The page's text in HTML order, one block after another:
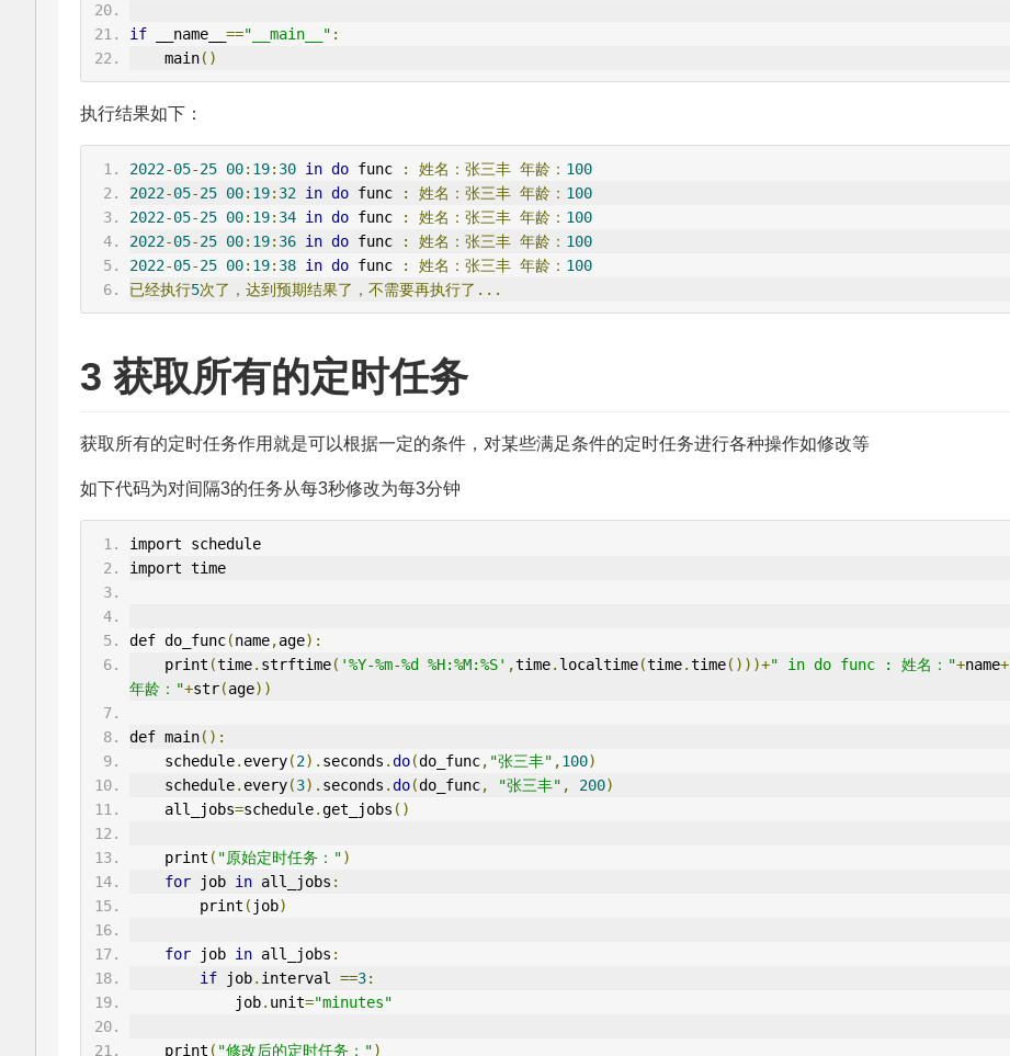
if __name__ =="__main__" :
    main
()
执行结果如下：
2022-05-25 00: 19: 30 in do func : 姓名：张三丰 年龄： 100
2022-05-25 00: 19: 32 in do func : 姓名：张三丰 年龄： 100
2022-05-25 00: 19: 34 in do func : 姓名：张三丰 年龄： 100
2022-05-25 00: 19: 36 in do func : 姓名：张三丰 年龄： 100
2022-05-25 00: 19: 38 in do func : 姓名：张三丰 年龄： 100
已经执行5次了，达到预期结果了，不需要再执行了...
3 获取所有的定时任务
获取所有的定时任务作用就是可以根据一定的条件，对某些满足条件的定时任务进行各种操作如修改等
如下代码为对间隔3的任务从每3秒修改为每3分钟
import schedule
import time
def do_func(name,age):
    print
(time. strftime( '%Y-%m-%d %H:%M:%S' ,time. localtime(time.time()))+" in do func : 姓名："+name+
年龄："+str(age))
def main():
    schedule
. every(2). seconds .do(do_func, "张三丰" ,100)
    schedule
. every(3). seconds .do(do_func, "张三丰" , 200)
    all_jobs
=schedule.get_jobs ()
    print
( "原始定时任务：")
for job in all_jobs :
        print
( job)
for job in all_jobs :
if job. interval ==3:
            job
. unit="minutes"
    print
( "修改后的定时任务：")